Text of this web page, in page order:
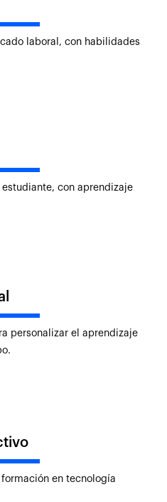
laboral, con habilidades
con aprendizaje
personalizar el aprendizaje
en tecnología